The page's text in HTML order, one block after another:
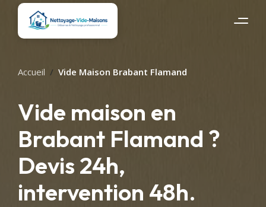
Accueil Vide Maison Brabant Flamand
Vide maison en
Brabant Flamand ?
Devis 24h,
intervention 48h.